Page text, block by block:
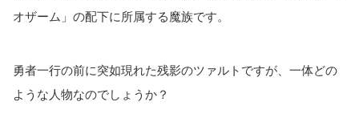
オザーム」の配下に所属する魔族です。
勇者一行の前に突如現れた残影のツァルトですが、一体どの
ような人物なのでしょうか？